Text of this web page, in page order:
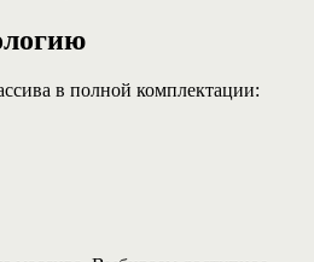
в полной комплектации: